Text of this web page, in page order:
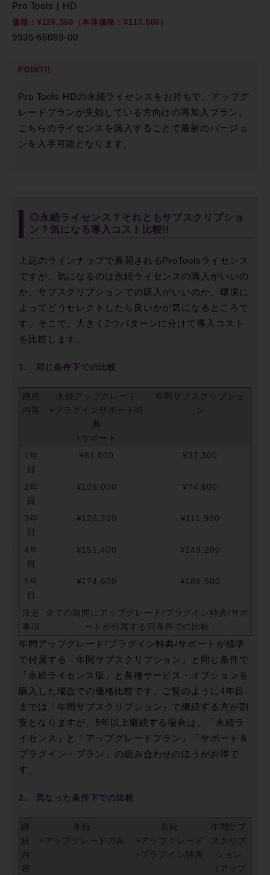
Pro Tools | HD
価格：¥126,360（本体価格：¥117,000）
9935-66089-00
POINT!!
Pro Tools HDの永続ライセンスをお持ちで、アップグ
レードプランが失効している方向けの再加入プラン。
こちらのライセンスを購入することで最新のバージョ
ンを入手可能となります。
◎永続ライセンス？それともサブスクリプショ
ン？気になる導入コスト比較!!
上記のラインナップで展開されるProToolsライセンス
ですが、気になるのは永続ライセンスの購入がいいの
か、サブスクリプションでの購入がいいのか、環境に
よってどうセレクトしたら良いかが気になるところで
す。そこで、大きく2つパターンに分けて導入コスト
を比較します。
1. 同じ条件下での比較
継続
内容
永続アップグレード
+プラグインサポート特
+サポート
年間サブスクリプショ
ン
1年
目
¥81,800 ¥37,300
2年
目
¥105,000 ¥74,600
3年
目
¥128,200 ¥111,900
4年
目
¥151,400 ¥149,200
5年
目
¥174,600 ¥186,500
注意
事項
全ての期間にアップグレード/プラグイン特典/サポ
ートが付属する同条件での比較
年間アップグレード/プラグイン特典/サポートが標準
で付属する「年間サブスクリプション」と同じ条件で
「永続ライセンス版」と各種サービス・オプションを
購入した場合での価格比較です。ご覧のように4年目
までは「年間サブスクリプション」で継続する方が割
安となりますが、5年以上継続する場合は、「永続ラ
イセンス」と「アップグレードプラン」「サポート＆
プラグイン・プラン」の組み合わせのほうがお得で
す。
2. 異なった条件下での比較
継
続
内
容
永続
+アップグレードのみ
永続
+アップグレード
+プラグイン特典
年間サブ
スクリプ
ション
（アップ